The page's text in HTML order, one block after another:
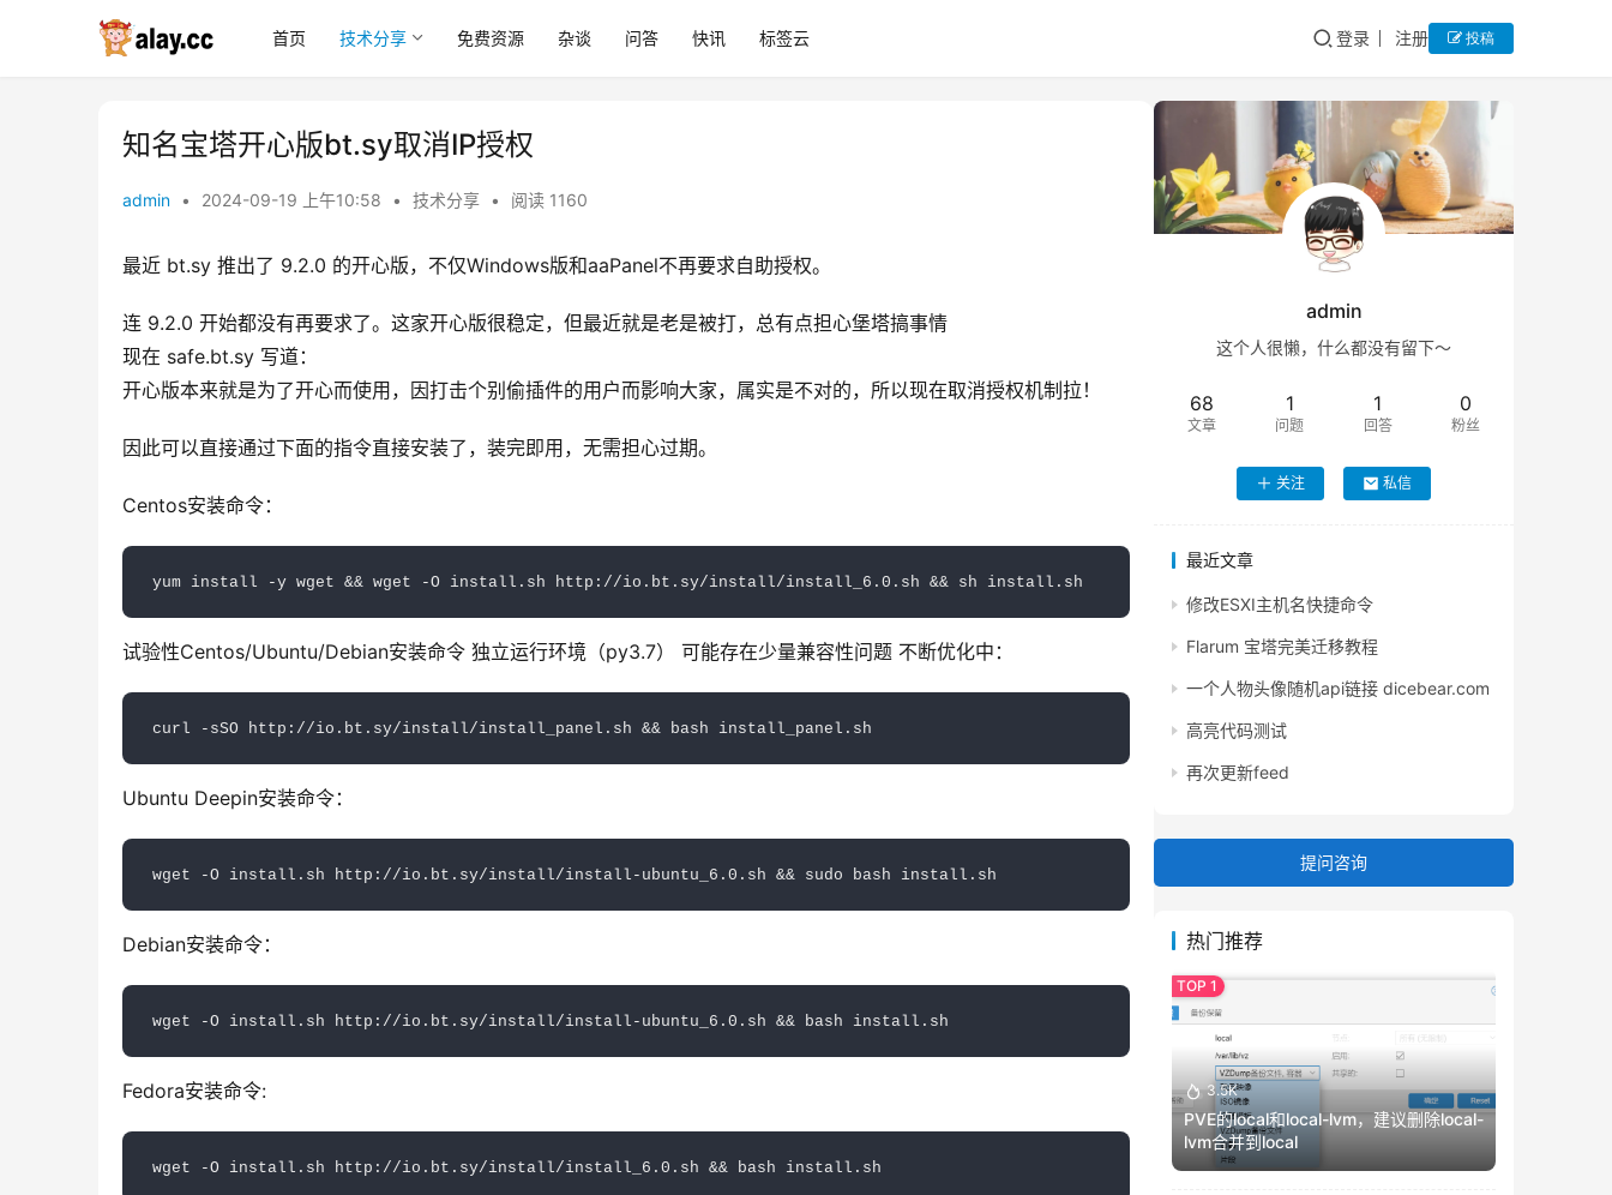
首页 技术分享 免费资源 杂谈 问答 快讯 标签云 登录 注册 投稿
知名宝塔开心版bt.sy取消IP授权
admin • 2024-09-19 上午10:58 • 技术分享 • 阅读 1160
最近 bt.sy 推出了 9.2.0 的开心版，不仅Windows版和aaPanel不再要求自助授权。
连 9.2.0 开始都没有再要求了。这家开心版很稳定，但最近就是老是被打，总有点担心堡塔搞事情
现在 safe.bt.sy 写道：
开心版本来就是为了开心而使用，因打击个别偷插件的用户而影响大家，属实是不对的，所以现在取消授权机制拉！
因此可以直接通过下面的指令直接安装了，装完即用，无需担心过期。
Centos安装命令：
试验性Centos/Ubuntu/Debian安装命令 独立运行环境（py3.7） 可能存在少量兼容性问题 不断优化中：
Ubuntu Deepin安装命令：
Debian安装命令：
wget -O install.sh http://io.bt.sy/install/install-ubuntu_6.0.sh && bash install.sh
Fedora安装命令:
wget -O install.sh http://io.bt.sy/install/install_6.0.sh && bash install.sh
admin
这个人很懒，什么都没有留下～
68
文章
1
问题
1
回答
0
粉丝
关注 私信
最近文章
修改ESXI主机名快捷命令
Flarum 宝塔完美迁移教程
一个人物头像随机api链接 dicebear.com
高亮代码测试
再次更新feed
提问咨询
热门推荐
3.5K
PVE的local和local-lvm，建议删除local-
lvm合并到local